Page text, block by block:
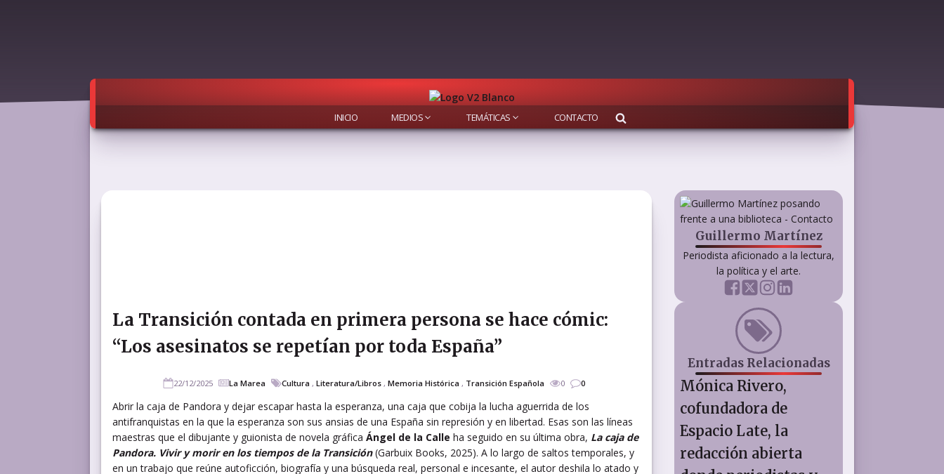
INICIO MEDIOS TEMÁTICAS CONTACTO
La Transición contada en primera persona se hace cómic:
“Los asesinatos se repetían por toda España”
22/12/2025 La Marea Cultura , Literatura/Libros, Memoria Histórica , Transición Española 0 0
Abrir la caja de Pandora y dejar escapar hasta la esperanza, una caja que cobija la lucha aguerrida de los
antifranquistas en la que la esperanza son sus ansias de una España sin represión y en libertad. Esas son las líneas
maestras que el dibujante y guionista de novela gráfica Ángel de la Calle ha seguido en su última obra, La caja de
Pandora. Vivir y morir en los tiempos de la Transición(Garbuix Books, 2025). A lo largo de saltos temporales, y
en un trabajo que reúne autoficción, biografía y una búsqueda real, personal e incesante, el autor deshila lo atado y
Guillermo Martínez
Periodista aficionado a la lectura,
la política y el arte.
Entradas Relacionadas
Mónica Rivero,
cofundadora de
Espacio Late, la
redacción abierta